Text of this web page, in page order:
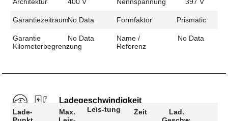
GarantiezeitraumNo Data
Garantie
Kilometerbegrenzung
No Data
Formfaktor Prismatic
Name /
Referenz
No Data
Ladegeschwindigkeit
Lade-
Max.
Leis-tung Zeit
Lad.